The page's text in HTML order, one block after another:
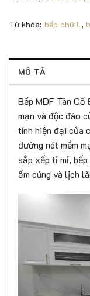
Từ khóa: bếp chữ L ,
MÔ TẢ
Bếp MDF Tân
mạn và độc đáo
tính hiện đại của
đường nét mềm
sắp xếp tỉ mỉ,
ấm cúng và lịch